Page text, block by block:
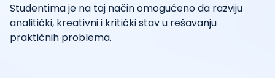
Studentima je na taj način omogućeno da razviju
analitički, kreativni i kritički stav u rešavanju
praktičnih problema.